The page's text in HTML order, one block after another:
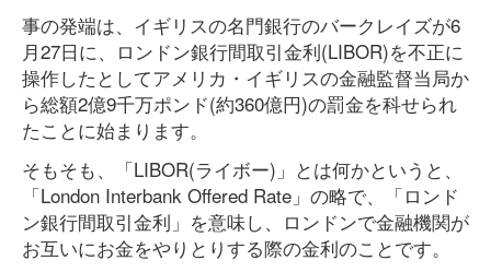
事の発端は、イギリスの名門銀行のバークレイズが6
月27日に、ロンドン銀行間取引金利(LIBOR)を不正に
操作したとしてアメリカ・イギリスの金融監督当局か
ら総額2億9千万ポンド(約360億円)の罰金を科せられ
たことに始まります。
そもそも、「LIBOR(ライボー)」とは何かというと、
「London Interbank Offered Rate」の略で、「ロンド
ン銀行間取引金利」を意味し、ロンドンで金融機関が
お互いにお金をやりとりする際の金利のことです。